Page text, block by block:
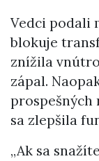
Vedci podali
blokuje
znížila
zápal.
prospešných
sa zlepšila
„Ak sa